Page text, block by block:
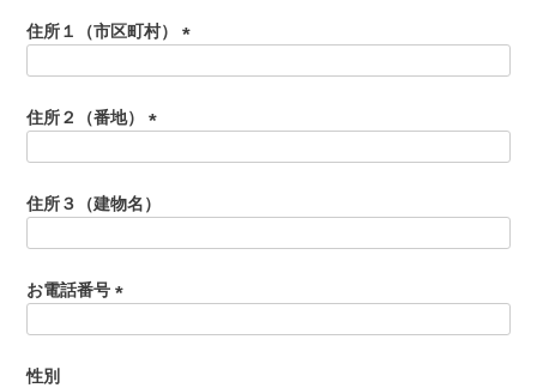
食べ方レシピ
レビュー一覧
ご予算から選ぶ
牛肉部位一覧
目録ギフト
商品券
須
)
住所１（市区町村）
)
住所２（番地）
須
)
住所３（建物名）
お電話番号
性別